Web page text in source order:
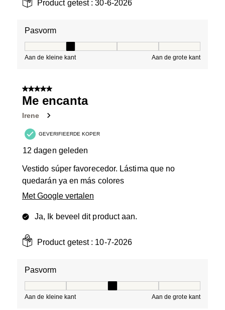
Product getest :30-6-2026
Pasvorm
Aan de kleine kant Aan de grote kant
5 van 5 sterren.
Me encanta
Irene
GEVERIFIEERDE KOPER
12 dagen geleden
Vestido súper favorecedor. Lástima que no
quedarán ya en más colores
Met Google vertalen
Ja, Ik beveel dit product aan.
Product getest : 10-7-2026
Pasvorm
Aan de kleine kant Aan de grote kant